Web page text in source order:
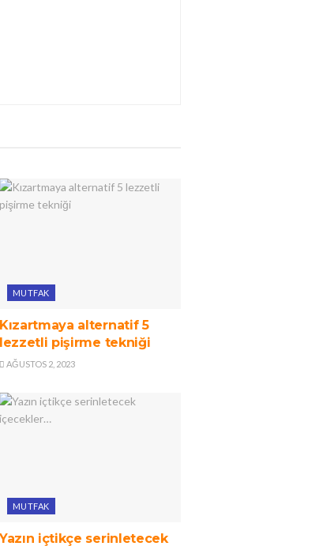
MUTFAK
Kızartmaya alternatif 5
lezzetli pişirme tekniği
AĞUSTOS 2, 2023
MUTFAK
içtikçe serinletecek